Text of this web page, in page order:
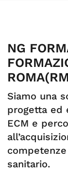
NG
Siamo una
progetta ed
ECM e
sanitario.